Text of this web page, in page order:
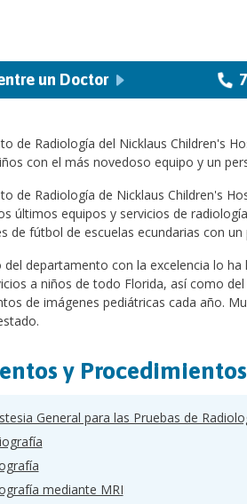
un Doctor
de Radiología del Nicklaus Children's
con el más novedoso equipo y un
de Radiología de Nicklaus Children's
últimos equipos y servicios de
de fútbol de escuelas ecundarias con
del departamento con la excelencia lo
a niños de todo Florida, así como
de imágenes pediátricas cada año.
y Procedimientos
General para las Pruebas de
mediante MRI